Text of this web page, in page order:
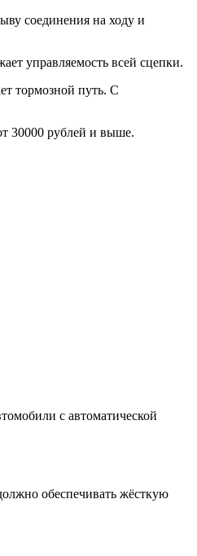
соединения на ходу и
управляемость всей сцепки.
тормозной путь. С
30000 рублей и выше.
с автоматической
обеспечивать жёсткую